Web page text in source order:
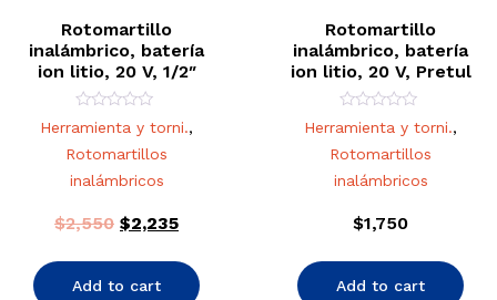
Rotomartillo
inalámbrico, batería
ion litio, 20 V, 1/2″
Rated
0
out
of
5
Herramienta y torni.,
Rotomartillos
inalámbricos
$2,550 $2,235
Add to cart
Rotomartillo
inalámbrico, batería
ion litio, 20 V, Pretul
Rated
0
out
of
5
Herramienta y torni.,
Rotomartillos
inalámbricos
$1,750
Add to cart